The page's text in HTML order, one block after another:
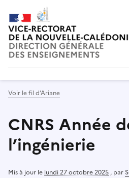
Voir le fil d’Ariane
CNRS Année
l’ingénierie
Mis à jour le lundi 27 octobre 2025 , par